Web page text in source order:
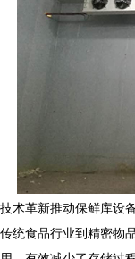
技术革新推动保鲜库设
传统食品行业到精密物